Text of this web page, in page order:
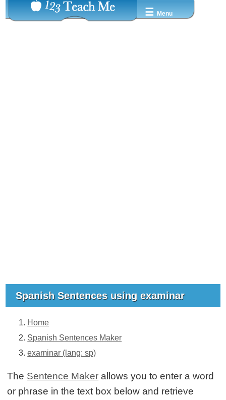
☰ Menu
Spanish Sentences using examinar
Home
Spanish Sentences Maker
examinar (lang: sp)
The Sentence Maker allows you to enter a word
or phrase in the text box below and retrieve